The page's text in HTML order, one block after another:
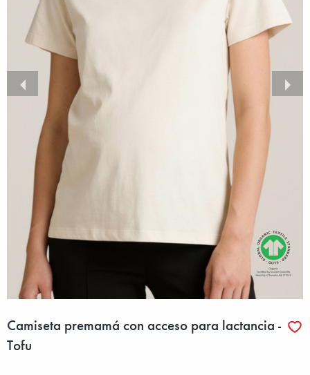
Camiseta premamá con acceso para lactancia -
Tofu